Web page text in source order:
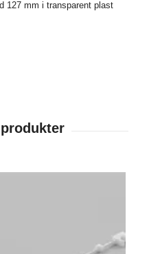
127 mm i transparent plast